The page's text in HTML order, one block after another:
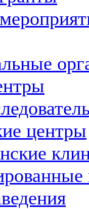
центры